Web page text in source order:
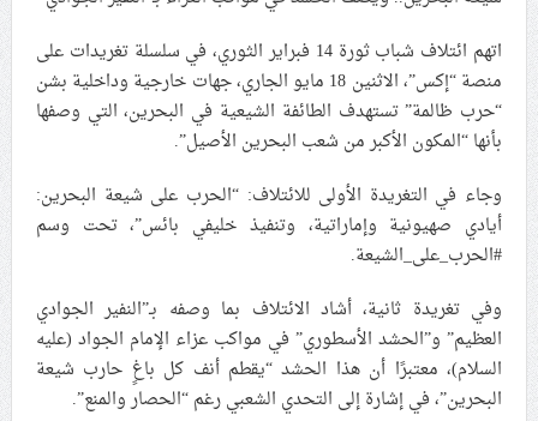
ممارسة الشعائر الحسينيّة هو في حقيقته محاربة لقضيّة
الإمام الحسين «ع»
لجنة مراسم الوداع والتشييع ومواراة الجثمان للإمام الشهيد
إيران والعراق
اتهم ائتلاف شباب ثورة 14 فبراير الثوري، في سلسلة تغريدات على
منصة “إكس”، الاثنين 18 مايو الجاري، جهات خارجية وداخلية بشن
“حرب ظالمة” تستهدف الطائفة الشيعية في البحرين، التي وصفها
بأنها “المكون الأكبر من شعب البحرين الأصيل”.
وجاء في التغريدة الأولى للائتلاف: “الحرب على شيعة البحرين:
أيادي صهيونية وإماراتية، وتنفيذ خليفي بائس”، تحت وسم
#الحرب_على_الشيعة.
وفي تغريدة ثانية، أشاد الائتلاف بما وصفه بـ”النفير الجوادي
العظيم” و”الحشد الأسطوري” في مواكب عزاء الإمام الجواد (عليه
السلام)، معتبرًا أن هذا الحشد “يقطم أنف كل باغٍ حارب شيعة
البحرين”، في إشارة إلى التحدي الشعبي رغم “الحصار والمنع”.